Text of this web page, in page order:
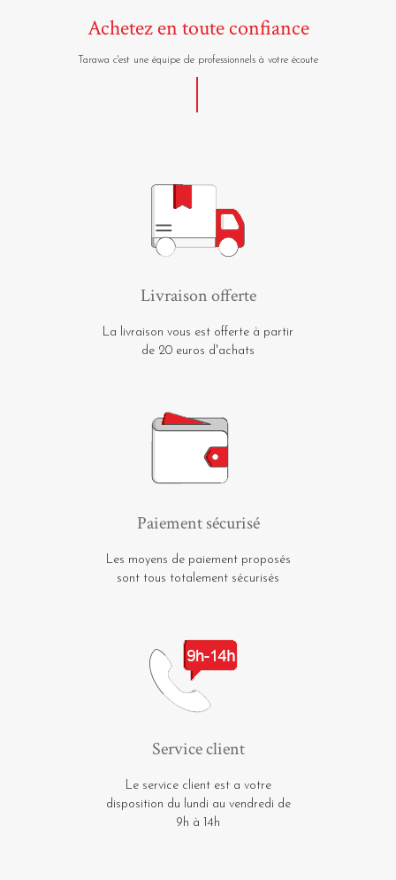
Achetez en toute confiance
Tarawa c'est une équipe de professionnels à votre écoute
Livraison offerte
La livraison vous est offerte à partir
de 20 euros d'achats
Paiement sécurisé
Les moyens de paiement proposés
sont tous totalement sécurisés
Service client
Le service client est a votre
disposition du lundi au vendredi de
9h à 14h